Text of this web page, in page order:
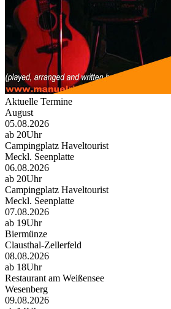
Aktuelle Termine
August
05.08.2026
ab 20Uhr
Campingplatz Haveltourist
Meckl. Seenplatte
06.08.2026
ab 20Uhr
Campingplatz Haveltourist
Meckl. Seenplatte
07.08.2026
ab 19Uhr
Biermünze
Clausthal-Zellerfeld
08.08.2026
ab 18Uhr
Restaurant am Weißensee
Wesenberg
09.08.2026